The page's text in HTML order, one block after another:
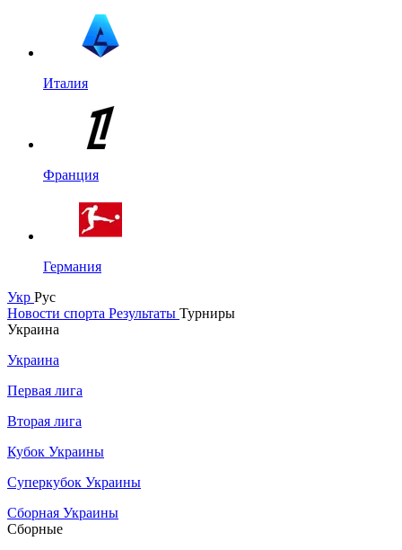
Италия
Франция
Германия
Укр Рус
Новости спорта Результаты Турниры
Украина
Украина
Первая лига
Вторая лига
Кубок Украины
Суперкубок Украины
Сборная Украины
Сборные